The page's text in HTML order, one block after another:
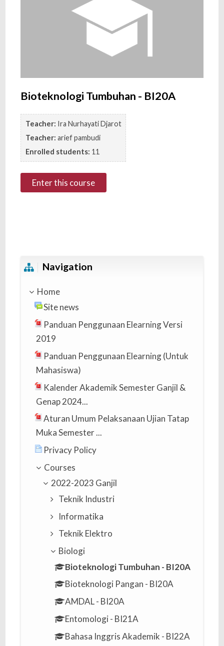
Bioteknologi Tumbuhan - BI20A
Teacher: Ira Nurhayati Djarot
Teacher: arief pambudi
Enrolled students: 11
Enter this course
Skip Navigation
Navigation
Home
Site news
Panduan Penggunaan Elearning Versi
2019
Panduan Penggunaan Elearning (Untuk
Mahasiswa)
Kalender Akademik Semester Ganjil &
Genap 2024...
Aturan Umum Pelaksanaan Ujian Tatap
Muka Semester ...
Privacy Policy
Courses
2022-2023 Ganjil
Teknik Industri
Informatika
Teknik Elektro
Biologi
Bioteknologi Tumbuhan - BI20A
Bioteknologi Pangan - BI20A
AMDAL - BI20A
Entomologi - BI21A
Bahasa Inggris Akademik - BI22A